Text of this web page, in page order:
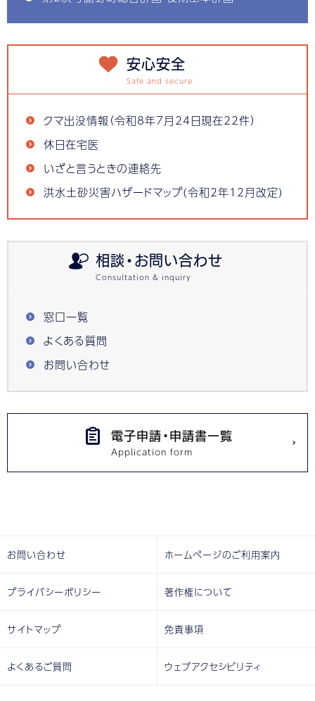
安心安全
クマ出没情報（令和8年7月24日現在22件）
休日在宅医
いざと言うときの連絡先
洪水土砂災害ハザードマップ(令和2年12月改定)
相談・お問い合わせ
窓口一覧
よくある質問
お問い合わせ
電子申請・申請書一覧
お問い合わせ ホームページのご利用案内
プライバシーポリシー 著作権について
サイトマップ 免責事項
よくあるご質問 ウェブアクセシビリティ